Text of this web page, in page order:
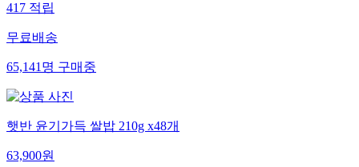
417적립
무료배송
65,141명구매중
햇반 윤기가득 쌀밥 210g x48개
63,900원